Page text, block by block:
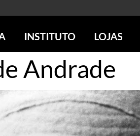
DE CINEMA
NO IMS
CINEMA
DE PROGRAMAÇÃO
INSTITUTO
CENTROS CULTURAIS
IMS PAULISTA
IMS POÇOS
SOBRE O IMS
QUEM SOMOS
LOJAS
LOJA ONLINE
LOJAS FÍSICAS
Andrade